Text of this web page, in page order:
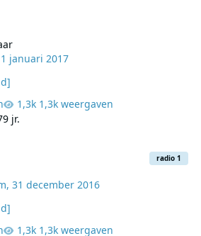
1 januari 2017
1,3k weergaven
9 jr.
,31 december 2016
radio 1
1,3k weergaven